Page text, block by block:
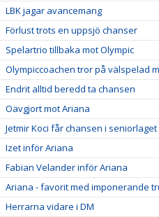
LBK jagar avancemang
Förlust trots en uppsjö chanser
Spelartrio tillbaka mot Olympic
Olympiccoachen tror på välspelad
Endrit alltid beredd ta chansen
Oavgjort mot Ariana
Jetmir Koci får chansen i seniorlaget
Izet inför Ariana
Fabian Velander inför Ariana
Ariana - favorit med imponerande
Herrarna vidare i DM